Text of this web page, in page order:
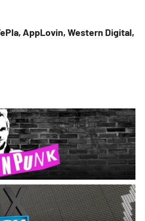
AppLovin, Western Digital,